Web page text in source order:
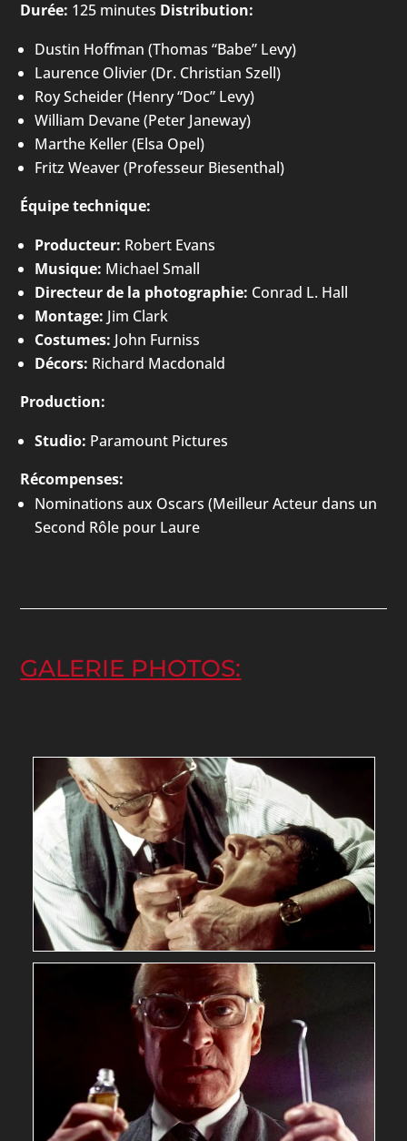
Durée: 125 minutes Distribution:
Dustin Hoffman (Thomas “Babe” Levy)
Laurence Olivier (Dr. Christian Szell)
Roy Scheider (Henry “Doc” Levy)
William Devane (Peter Janeway)
Marthe Keller (Elsa Opel)
Fritz Weaver (Professeur Biesenthal)
Équipe technique:
Producteur: Robert Evans
Musique: Michael Small
Directeur de la photographie: Conrad L. Hall
Montage: Jim Clark
Costumes: John Furniss
Décors: Richard Macdonald
Production:
Studio: Paramount Pictures
Récompenses:
Nominations aux Oscars (Meilleur Acteur dans un
Second Rôle pour Laure
GALERIE PHOTOS: